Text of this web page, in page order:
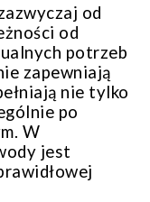
od
od
potrzeb
zapewniają
nie tylko
po
W
jest